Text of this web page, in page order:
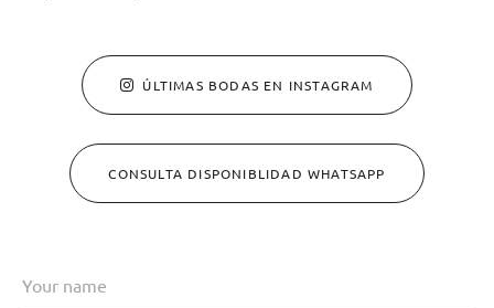
ÚLTIMAS BODAS EN INSTAGRAM
CONSULTA DISPONIBLIDAD WHATSAPP